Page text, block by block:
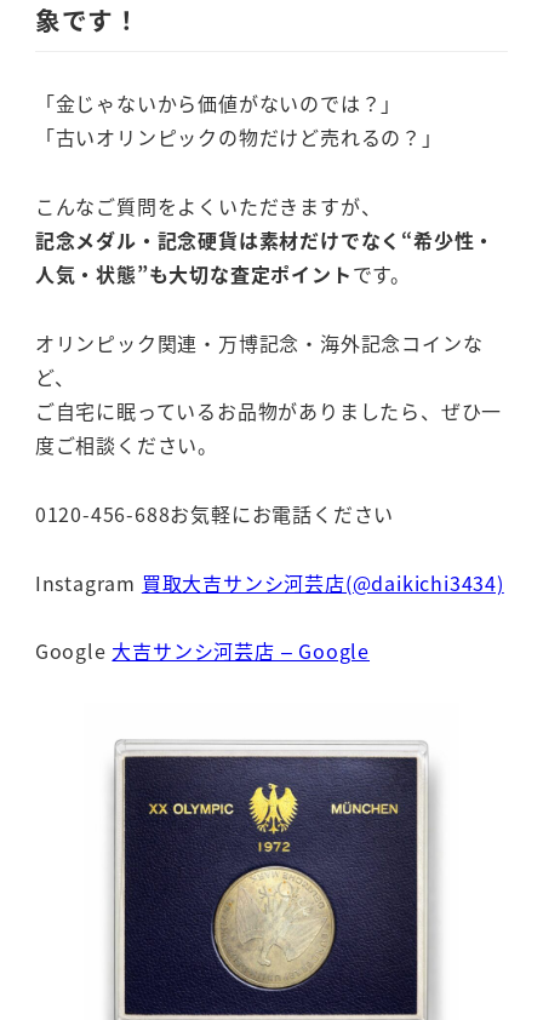
象です！
「金じゃないから価値がないのでは？」
「古いオリンピックの物だけど売れるの？」
こんなご質問をよくいただきますが、
記念メダル・記念硬貨は素材だけでなく“希少性・
人気・状態”も大切な査定ポイントです。
オリンピック関連・万博記念・海外記念コインな
ど、
ご自宅に眠っているお品物がありましたら、ぜひ一
度ご相談ください。
0120-456-688お気軽にお電話ください
Instagram 買取大吉サンシ河芸店(@daikichi3434)
Google 大吉サンシ河芸店 – Google